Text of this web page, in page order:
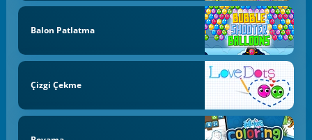
Balon Patlatma
Çizgi Çekme